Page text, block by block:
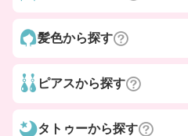
髪色から探す
ピアスから探す
タトゥーから探す